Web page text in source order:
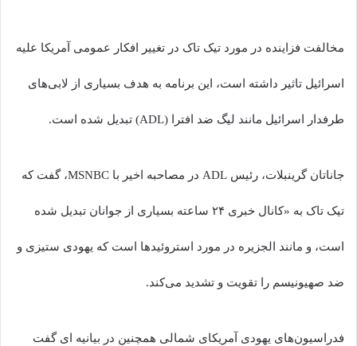
مخالفت فزاینده در مورد تیک تاک در تغییر افکار عمومی آمریکا علیه
اسرائیل تاثیر داشته است، این برنامه به هدف بسیاری از لابی‌های
طرفدار اسرائیل مانند لیگ ضد افترا (ADL) تبدیل شده است.
جاناتان گرینبلات، رئیس ADL در مصاحبه اخیر با MSNBC، گفت که
تیک تاک به «کانال خبری ۲۴ ساعته بسیاری از جوانان تبدیل شده
است، و مانند الجزیره در مورد استروئید‌ها است که یهودی ستیزی و
ضد صهیونیسم را تقویت و تشدید می‌کند.
فدراسیون‌های یهودی آمریکای شمالی همچنین در بیانیه ای گفت